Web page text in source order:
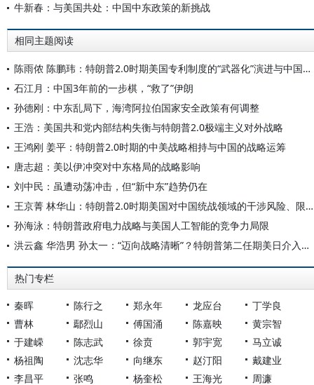
牛新春：与美国共处：中国中东政策的新挑战
相同主题阅读
陈雨侬 陈鹏玮：特朗普2.0时期美国专利制度的“武器化”演进与中国应对
石江月：中国3年前的一步棋，“救了”伊朗
孙德刚：中东乱局下，海湾阿拉伯国家安全政策有何调整
王浩：美国共和党内部结构失衡与特朗普2.0极端主义对外战略
王鸿刚 姜平：特朗普2.0时期的中美战略相持与中国的战略运筹
唐志超：美以伊冲突对中东格局的战略影响
刘中民：虽遭动荡冲击，但“新中东”趋势仍在
王京菁 林华山：特朗普2.0时期美国对中国统战领域的干涉风险、限度与应对
孙海泳：特朗普政府电力战略与美国人工智能的竞争力局限
洪云鑫 华浩男 孙太一：“迈向战略清晰”？特朗普第二任期美日介入台海态势的逻辑
热门专栏
秦晖 陈行之 郑永年 龙应台
丁学良
曹林
鄢烈山 傅国涌 陈嘉映
黄宗智
于建嵘
陈志武 徐贲 郭宇宽
马立诚
杨祖陶
沈志华 向继东 赵汀阳
戴建业
李昌平
张鸣 杨奎松 王海光 周濂